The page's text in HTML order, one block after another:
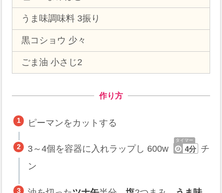
うま味調味料 3振り
黒コショウ 少々
ごま油 小さじ2
作り方
ピーマンをカットする
3～4個を容器に入れラップし 600w 4分
チ
ン